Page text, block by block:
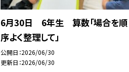
6月30日 6年生 算数「場合を順
序よく整理して」
公開日 2026/06/30
更新日 2026/06/30